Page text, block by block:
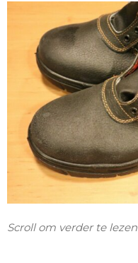
Scroll om verder te lezen